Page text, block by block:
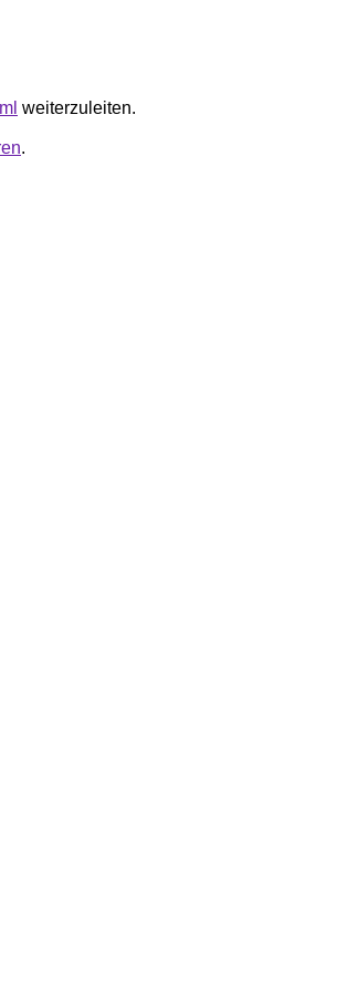
weiterzuleiten.
.